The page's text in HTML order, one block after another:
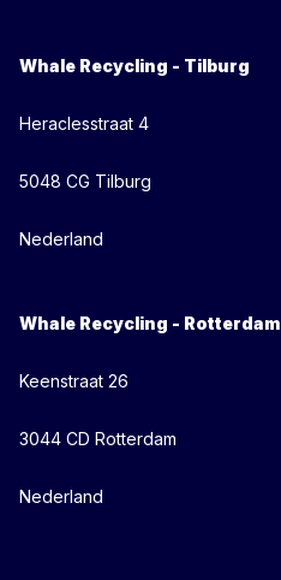
Whale Recycling - Tilburg
Heraclesstraat 4
5048 CG Tilburg
Nederland
Whale Recycling - Rotterdam
Keenstraat 26
3044 CD Rotterdam
Nederland